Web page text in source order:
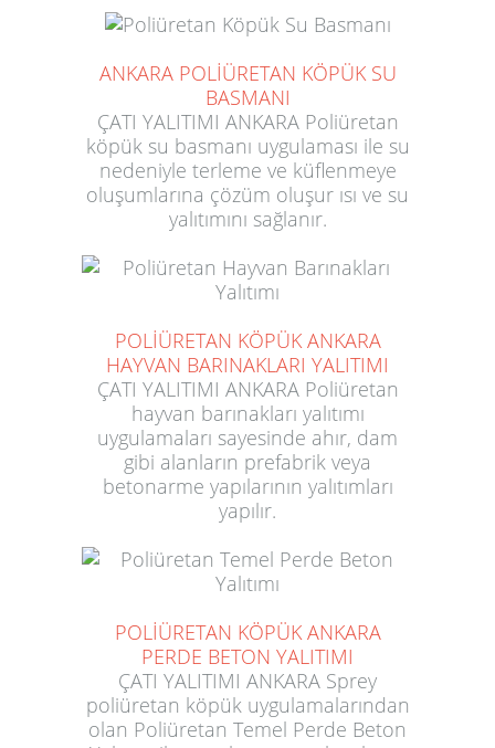
ANKARA POLİÜRETAN KÖPÜK SU
BASMANI
ÇATI YALITIMI ANKARA Poliüretan
köpük su basmanı uygulaması ile su
nedeniyle terleme ve küflenmeye
oluşumlarına çözüm oluşur ısı ve su
yalıtımını sağlanır.
POLİÜRETAN KÖPÜK ANKARA
HAYVAN BARINAKLARI YALITIMI
ÇATI YALITIMI ANKARA Poliüretan
hayvan barınakları yalıtımı
uygulamaları sayesinde ahır, dam
gibi alanların prefabrik veya
betonarme yapılarının yalıtımları
yapılır.
POLİÜRETAN KÖPÜK ANKARA
PERDE BETON YALITIMI
ÇATI YALITIMI ANKARA Sprey
poliüretan köpük uygulamalarından
olan Poliüretan Temel Perde Beton